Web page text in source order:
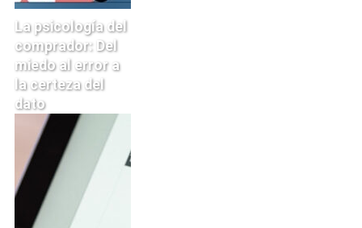
La psicología del
comprador: Del
miedo al error a
la certeza del
dato